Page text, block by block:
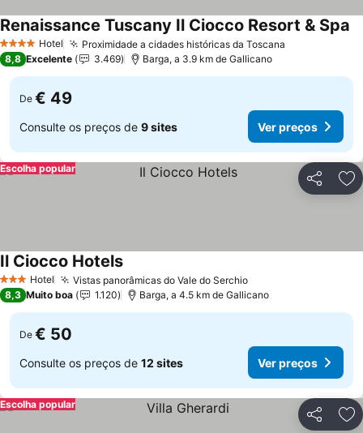
4 EstrelasHotel Proximidade a cidades históricas da Toscana
Renaissance Tuscany Il Ciocco Resort & Spa
8,8 Excelente 3.469 Barga, a 3.9 km de Gallicano
De € 49
Consulte os preços de 9 sites Ver preços
Partilhar
Escolha popular
3 EstrelasHotel Vistas panorâmicas do Vale do Serchio
Il Ciocco Hotels
8,3 Muito boa 1.120 Barga, a 4.5 km de Gallicano
De € 50
Consulte os preços de 12 sites Ver preços
Partilhar
Escolha popular